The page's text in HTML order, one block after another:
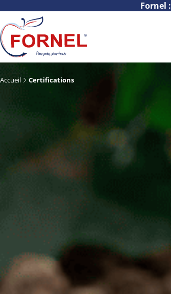
Fornel :
Accueil Certifications